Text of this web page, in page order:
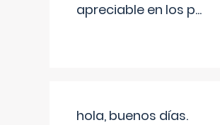
apreciable en los p...
hola, buenos días.